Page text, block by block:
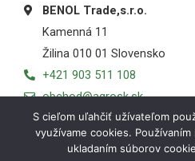
BENOL Trade,s.r.o.
Kamenná 11
Žilina 010 01 Slovensko
+421 903 511 108
obchod@agrosk.sk
S cieľom uľahčiť užívateľom
využívame cookies.
ukladaním súborov